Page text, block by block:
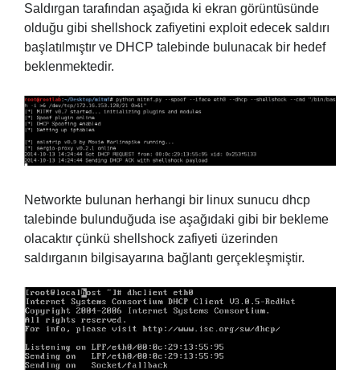
Saldırgan tarafından aşağıda ki ekran görüntüsünde
olduğu gibi shellshock zafiyetini exploit edecek saldırı
başlatılmıştır ve DHCP talebinde bulunacak bir hedef
beklenmektedir.
Networkte bulunan herhangi bir linux sunucu dhcp
talebinde bulunduğuda ise aşağıdaki gibi bir bekleme
olacaktır çünkü shellshock zafiyeti üzerinden
saldırganın bilgisayarına bağlantı gerçekleşmiştir.